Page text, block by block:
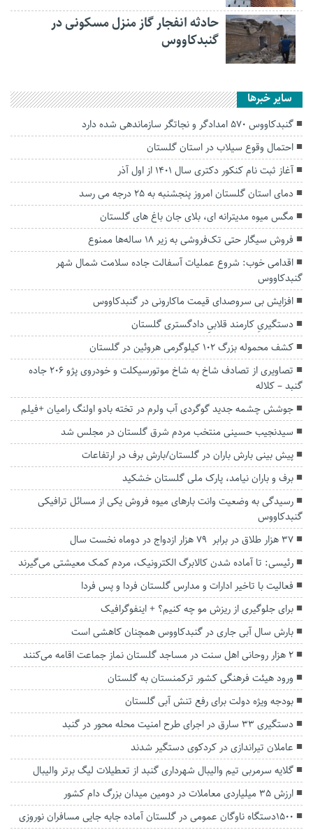
حادثه انفجار گاز منزل مسکونی در
گنبدکاووس
سایر خبرها
گنبدکاووس ۵۷۰ امدادگر و نجاتگر سازماندهی شده دارد
احتمال وقوع سیلاب در استان گلستان
آغاز ثبت ‌نام کنکور دکتری سال ۱۴۰۱ از اول آذر
دمای استان گلستان امروز پنجشنبه به ۲۵ درجه می رسد
مگس میوه مدیترانه ای، بلای جان باغ های گلستان
فروش سیگار حتی تک‌فروشی به زیر ۱۸ ساله‌ها ممنوع
اقدامی خوب: شروع عملیات آسفالت جاده سلامت شمال شهر
گنبدکاووس
افزایش بی سروصدای قیمت ماکارونی در گنبدکاووس
دستگیریِ کارمند قلابیِ دادگستری گلستان
کشف محموله بزرگ ۱۰۲ کیلوگرمی هروئین در گلستان
تصاویری از تصادف شاخ به شاخ موتورسیکلت و خودروی پژو ۲۰۶‌ جاده
گنبد – کلاله
جوشش چشمه جدید گوگردی آب ولرم در تخته بادو اولنگ رامیان +فیلم
سیدنجیب حسینی منتخب مردم شرق گلستان در مجلس شد
پیش بینی بارش باران در گلستان/بارش برف در ارتفاعات
برف و باران نیامد، پارک ملی گلستان خشکید
رسیدگی به وضعیت وانت بارهای میوه فروش یکی از مسائل ترافیکی
گنبدکاووس
۳۷ هزار طلاق در برابر ۷۹ هزار ازدواج در دوماه نخست‌ سال
رئیسی: تا آماده شدن کالابرگ الکترونیک، مردم کمک معیشتی می‌گیرند
فعالیت با تاخیر ادارات و مدارس گلستان فردا و پس فردا
برای جلوگیری از ریزش مو چه کنیم؟ + اینفوگرافیک
بارش‌ سال آبی جاری در گنبدکاووس همچنان کاهشی است
۲ هزار روحانی اهل سنت در مساجد گلستان نماز جماعت اقامه می‌کنند
ورود هیئت فرهنگی کشور ترکمنستان به گلستان
بودجه ویژه دولت برای رفع تنش آبی گلستان
دستگیری ۳۳ سارق در اجرای طرح امنیت محله محور در گنبد
عاملان تیراندازی در کردکوی دستگیر شدند
گلایه سرمربی تیم والیبال شهرداری گنبد از تعطیلات لیگ برتر والیبال
ارزش ۳۵ میلیاردی معاملات در دومین میدان بزرگ دام کشور
۱۵۰۰دستگاه ناوگان عمومی در گلستان آماده جابه جایی مسافران نوروزی